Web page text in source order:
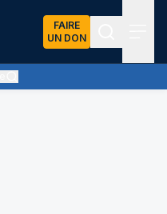
FAIRE
UN DON
d'altitude, ternissant plus ou